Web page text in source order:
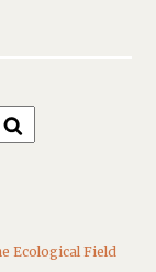
Ecological Field